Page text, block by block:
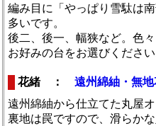
編み目に「やっぱり雪駄は
多いです。
後二、後一、幅狭など。色
お好みの台をお選びください
花緒 ：遠州綿紬・無
遠州綿紬から仕立てた丸屋
裏地は罠ですので、滑らかな